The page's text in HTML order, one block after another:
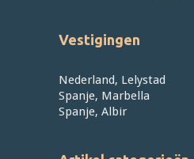
Vestigingen
Nederland, Lelystad
Spanje, Marbella
Spanje, Albir